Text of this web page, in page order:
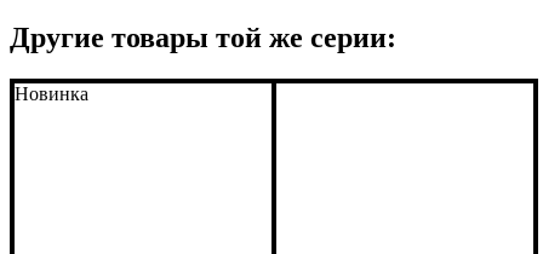
Другие товары той же серии:
Новинка